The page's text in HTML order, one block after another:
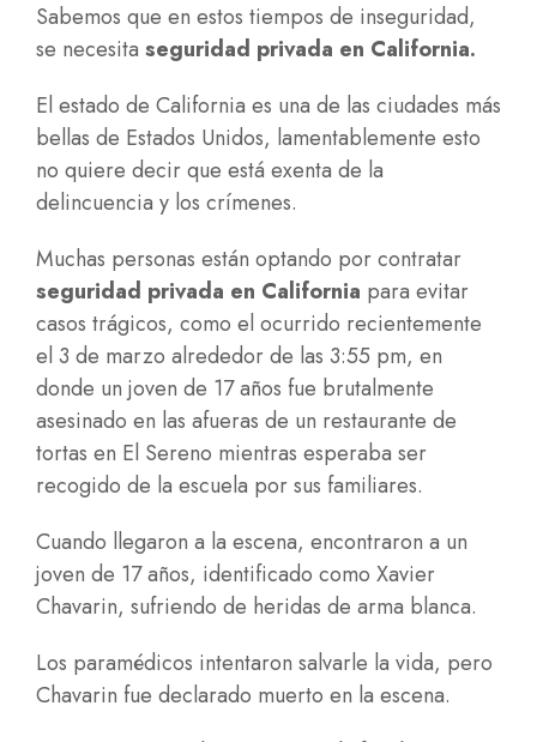
Sabemos que en estos tiempos de inseguridad,
se necesita seguridad privada en California.
El estado de California es una de las ciudades más
bellas de Estados Unidos, lamentablemente esto
no quiere decir que está exenta de la
delincuencia y los crímenes.
Muchas personas están optando por contratar
seguridad privada en California para evitar
casos trágicos, como el ocurrido recientemente
el 3 de marzo alrededor de las 3:55 pm, en
donde un joven de 17 años fue brutalmente
asesinado en las afueras de un restaurante de
tortas en El Sereno mientras esperaba ser
recogido de la escuela por sus familiares.
Cuando llegaron a la escena, encontraron a un
joven de 17 años, identificado como Xavier
Chavarin, sufriendo de heridas de arma blanca.
Los paramédicos intentaron salvarle la vida, pero
Chavarin fue declarado muerto en la escena.